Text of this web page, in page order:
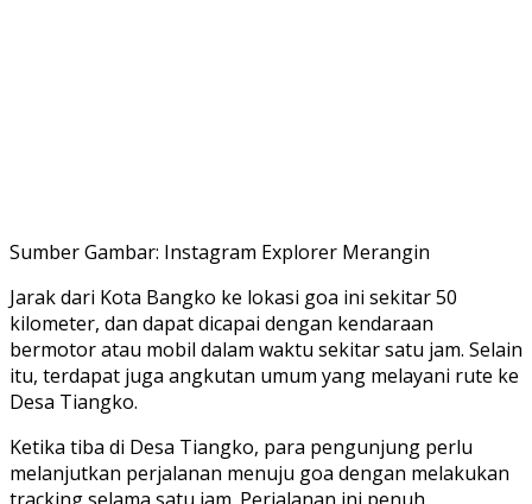
Sumber Gambar: Instagram Explorer Merangin
Jarak dari Kota Bangko ke lokasi goa ini sekitar 50
kilometer, dan dapat dicapai dengan kendaraan
bermotor atau mobil dalam waktu sekitar satu jam. Selain
itu, terdapat juga angkutan umum yang melayani rute ke
Desa Tiangko.
Ketika tiba di Desa Tiangko, para pengunjung perlu
melanjutkan perjalanan menuju goa dengan melakukan